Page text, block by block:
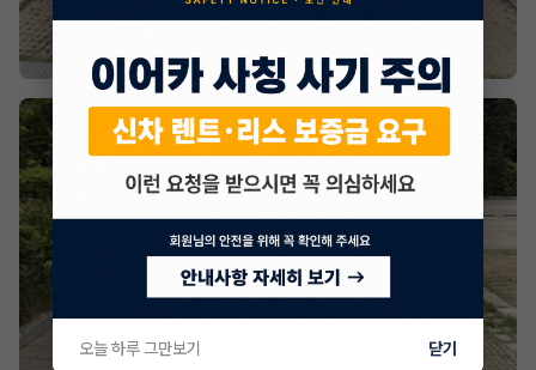
오늘 하루 그만보기 닫기